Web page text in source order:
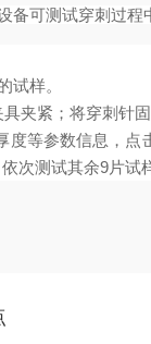
可测试穿刺过程
试样。
夹紧；将穿刺针固
等参数信息，
次测试其余9片试